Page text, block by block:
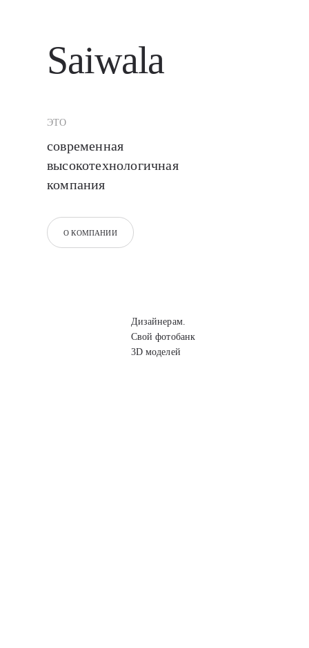
Saiwala
ЭТО
современная
высокотехнологичная
компания
О КОМПАНИИ
Дизайнерам.
Свой фотобанк
3D моделей